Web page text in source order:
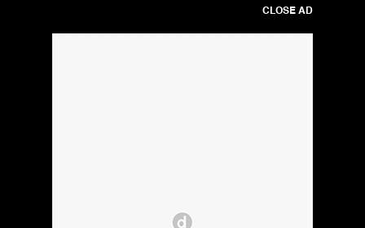
CLOSE AD